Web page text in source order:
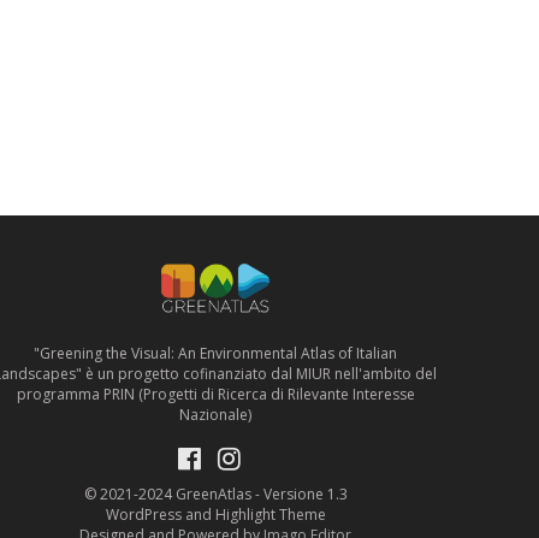
"Greening the Visual: An Environmental Atlas of Italian
è un progetto cofinanziato dal MIUR nell'ambito del
programma PRIN (Progetti di Ricerca di Rilevante Interesse
Nazionale)
© 2021-2024 GreenAtlas - Versione 1.3
WordPress and Highlight Theme